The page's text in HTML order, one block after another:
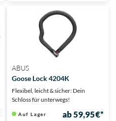
ABUS
Goose Lock 4204K
Flexibel, leicht & sicher: Dein
Schloss für unterwegs!
Auf Lager ab 59,95 €*